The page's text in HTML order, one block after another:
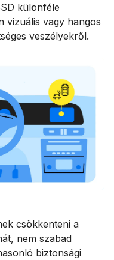
különféle
vizuális vagy hangos
veszélyekről.
csökkenteni a
nem szabad
biztonsági